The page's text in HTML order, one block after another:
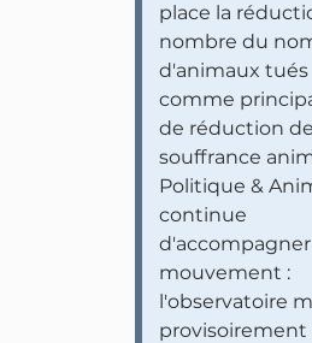
place la
nombre du
d'animaux tués
comme
de réduction
souffrance
Politique &
continue
mouvement :
l'observatoire
provisoirement